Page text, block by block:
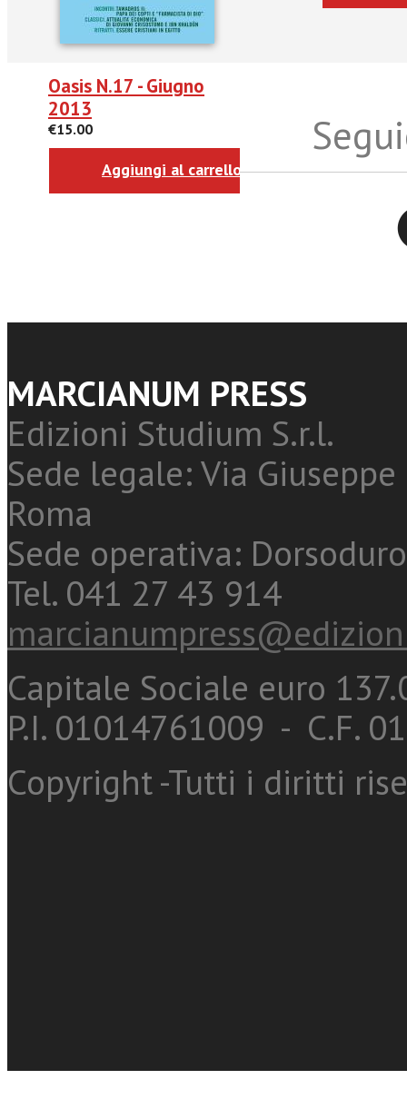
Oasis N.17 - Giugno
2013
€15.00
Aggiungi al carrello
MARCIANUM PRESS
Edizioni Studium S.r.l.
Sede legale: Via
Roma
Sede operativa:
Tel. 041 27 43 914
Capitale Sociale euro
P.I. 01014761009 - C.F.
Copyright -Tutti i diritti